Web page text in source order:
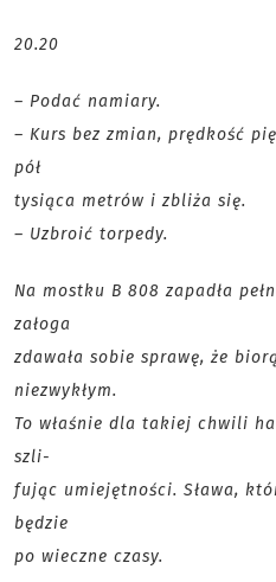
20.20
– Podać namiary.
– Kurs bez zmian, prędkość
pół
tysiąca metrów i zbliża się.
– Uzbroić torpedy.
Na mostku B 808 zapadła
załoga
zdawała sobie sprawę, że
niezwykłym.
To właśnie dla takiej chwili
szli-
fując umiejętności. Sława,
będzie
po wieczne czasy.